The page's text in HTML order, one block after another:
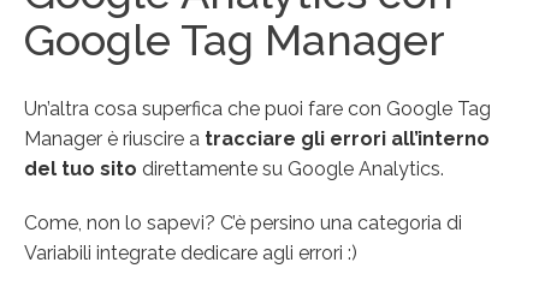
Google Tag Manager
Un’altra cosa superfica che puoi fare con Google Tag
Manager è riuscire a tracciare gli errori all’interno
del tuo sito direttamente su Google Analytics.
Come, non lo sapevi? C’è persino una categoria di
Variabili integrate dedicare agli errori :)